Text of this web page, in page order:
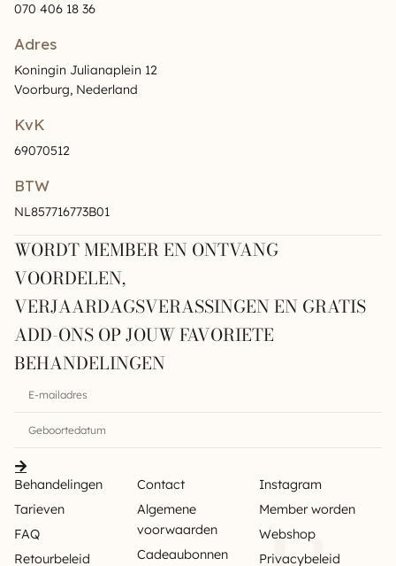
070 406 18 36
Adres
Koningin Julianaplein 12
Voorburg, Nederland
KvK
69070512
BTW
NL857716773B01
WORDT MEMBER EN ONTVANG
VOORDELEN,
VERJAARDAGSVERASSINGEN EN GRATIS
ADD-ONS OP JOUW FAVORIETE
BEHANDELINGEN
Behandelingen
Tarieven
FAQ
Retourbeleid
Contact
Algemene
voorwaarden
Cadeaubonnen
Instagram
Member worden
Webshop
Privacybeleid